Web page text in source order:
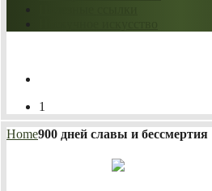
1
Home900 дней славы и бессмертия